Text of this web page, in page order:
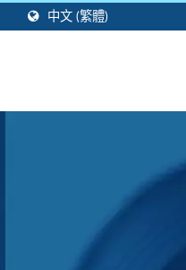
中文 (繁體)